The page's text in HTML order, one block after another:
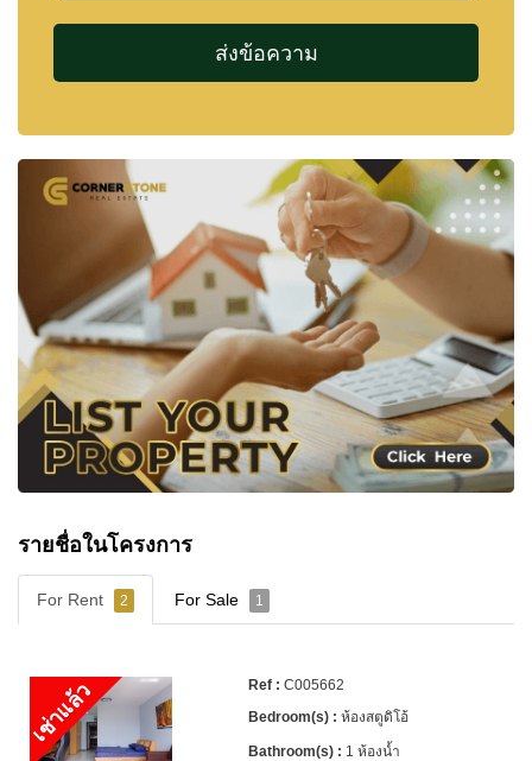
รายชื่อในโครงการ
For Rent 2 For Sale 1
เช่าแล้ว
C005662
ห้องสตูดิโอ้
1 ห้องน้ำ